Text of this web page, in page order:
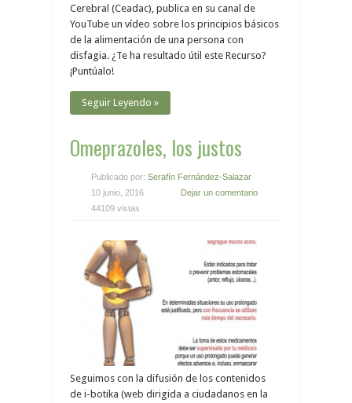
Cerebral (Ceadac), publica en su canal de
YouTube un vídeo sobre los principios básicos
de la alimentación de una persona con
disfagia. ¿Te ha resultado útil este Recurso?
¡Puntúalo!
Seguir Leyendo »
Omeprazoles, los justos
Publicado por: Serafín Fernández-Salazar
10 junio, 2016
Dejar un comentario
44109 vistas
Seguimos con la difusión de los contenidos
de i-botika (web dirigida a ciudadanos en la